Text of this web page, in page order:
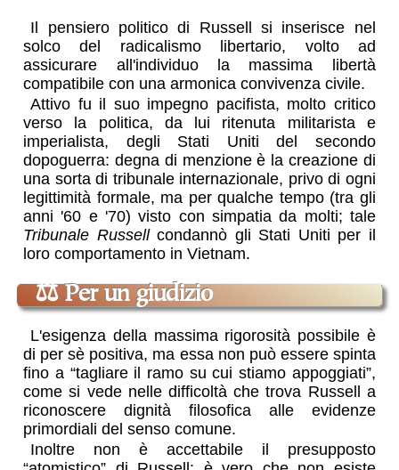
Il pensiero politico di Russell si inserisce nel
solco del radicalismo libertario, volto ad
assicurare all'individuo la massima libertà
compatibile con una armonica convivenza civile.
Attivo fu il suo impegno pacifista, molto critico
verso la politica, da lui ritenuta militarista e
imperialista, degli Stati Uniti del secondo
dopoguerra: degna di menzione è la creazione di
una sorta di tribunale internazionale, privo di ogni
legittimità formale, ma per qualche tempo (tra gli
anni '60 e '70) visto con simpatia da molti; tale
Tribunale Russellcondannò gli Stati Uniti per il
loro comportamento in Vietnam.
⚖ Per un giudizio
L'esigenza della massima rigorosità possibile è
di per sè positiva, ma essa non può essere spinta
fino a “tagliare il ramo su cui stiamo appoggiati”,
come si vede nelle difficoltà che trova Russell a
riconoscere dignità filosofica alle evidenze
primordiali del senso comune.
Inoltre non è accettabile il presupposto